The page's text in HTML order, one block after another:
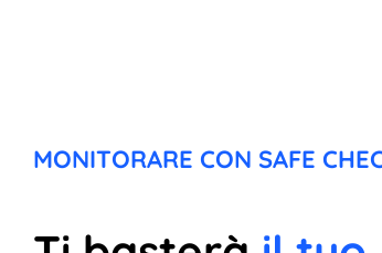
MONITORARE CON SAFE